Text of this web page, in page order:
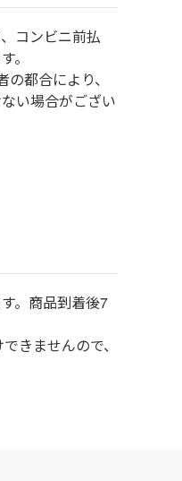
コンビニ前払
。
都合により、
い場合がござい
。商品到着後7
きませんので、